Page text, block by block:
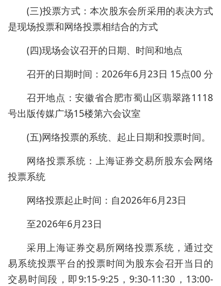
(三)投票方式：本次股东会所采用的表决方式
是现场投票和网络投票相结合的方式
(四)现场会议召开的日期、时间和地点
召开的日期时间：2026年6月23日 15点00 分
召开地点：安徽省合肥市蜀山区翡翠路1118
号出版传媒广场15楼第六会议室
(五)网络投票的系统、起止日期和投票时间。
网络投票系统：上海证券交易所股东会网络
投票系统
网络投票起止时间：自2026年6月23日
至2026年6月23日
采用上海证券交易所网络投票系统，通过交
易系统投票平台的投票时间为股东会召开当日的
交易时间段，即9:15-9:25，9:30-11:30，13:00-